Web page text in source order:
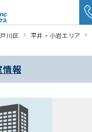
川区 平井・小岩エリア
情報